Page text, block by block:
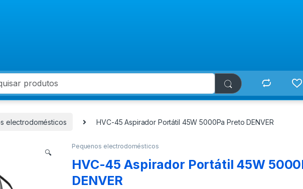
for:
electrodomésticos HVC-45 Aspirador Portátil 45W 5000Pa Preto DENVER
🔍
Pequenos electrodomésticos
HVC-45 Aspirador Portátil 45W
DENVER